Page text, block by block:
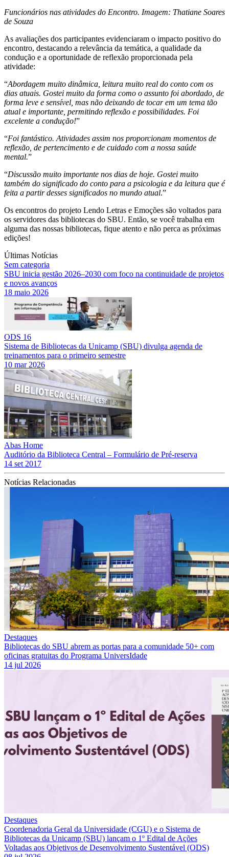
Funcionários nas atividades do Encontro. Imagem: Thatiane Soares
de Souza
As avaliações dos participantes evidenciaram o impacto positivo do
encontro, destacando a relevância da temática, a qualidade da
condução e a oportunidade de reflexão proporcionada pela
atividade:
“Abordagem muito dinâmica, leitura muito real do conto com os
dias atuais. Gostei muito da forma como o assunto foi abordado, de
forma leve e sensível, mas não deixando de tocar em um tema tão
atual e importante, permitindo reflexão e possibilidades. Foi
excelente a condução!”
“Foi fantástico. Atividades assim nos proporcionam momentos de
reflexão, de pertencimento e de cuidado com a nossa saúde
mental.”
“Discussão muito importante nos dias de hoje. Gostei muito
também do significado do conto para a psicologia e da leitura que é
feita a partir desses significados no mundo atual.”
Os encontros do projeto Lendo Letras e Emoções são voltados para
os servidores das bibliotecas do SBU. Então, se você trabalha em
alguma das nossas bibliotecas, fique atento e não perca as próximas
edições!
Últimas Notícias
Sem categoria
SBU inicia gestão 2026–2030 com foco na continuidade de projetos
e novos avanços
18 maio 2026
ODS 16
Sistema de Bibliotecas da Unicamp (SBU) divulga agenda de
treinamentos para o primeiro semestre
10 mar 2026
Abas Home
Auditório da Biblioteca Central – Formulário de Pré-reserva
14 set 2017
Notícias Relacionadas
Destaques
Bibliotecas do SBU abrem as portas para a comunidade 50+ com
oficinas gratuitas do Programa UniversIdade
14 jul 2026
Destaques
Coordenadoria Geral da Universidade (CGU) e o Sistema de
Bibliotecas da Unicamp (SBU) lançam o 1º Edital de Ações
Voltadas aos Objetivos de Desenvolvimento Sustentável (ODS)